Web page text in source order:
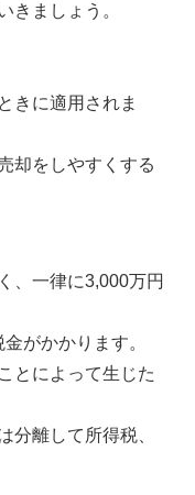
きましょう。
きに適用されま
却をしやすくする
、一律に3,000万円
がかかります。
とによって生じた
分離して所得税、